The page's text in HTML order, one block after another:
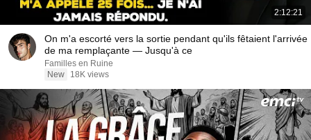
2:12:21
On m'a escorté vers la sortie pendant qu'ils fêtaient l'arrivée
de ma remplaçante — Jusqu'à ce
Familles en Ruine
New
18K views